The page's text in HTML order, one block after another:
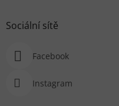
Sociální sítě
Facebook
Instagram